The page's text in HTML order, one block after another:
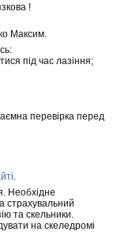
!
Максим.
під час лазіння;
перевірка перед
.
Необхідне
страхувальний
та скельники.
на скеледромі